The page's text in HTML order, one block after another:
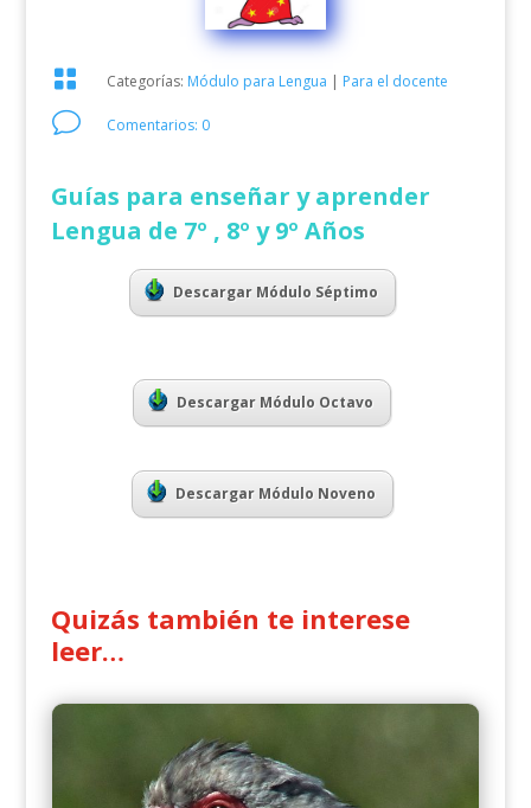
 Categorías: Módulo para Lengua | Para el docente
v Comentarios: 0
Guías para enseñar y aprender
Lengua de 7º , 8º y 9º Años
Descargar Módulo Séptimo
Descargar Módulo Octavo
Descargar Módulo Noveno
Quizás también te interese
leer…